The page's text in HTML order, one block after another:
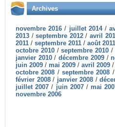
Archives
novembre 2016 / juillet 2014/
2013 /septembre 2012/avril
2011 / septembre 2011 / août 2011
octobre 2010/septembre 2010 /
janvier 2010/décembre 2009/
juin 2009 / mai 2009 / avril 2009 /
octobre 2008 / septembre 2008 /
février 2008/ janvier 2008 /
juillet 2007 / juin 2007/mai
novembre 2006